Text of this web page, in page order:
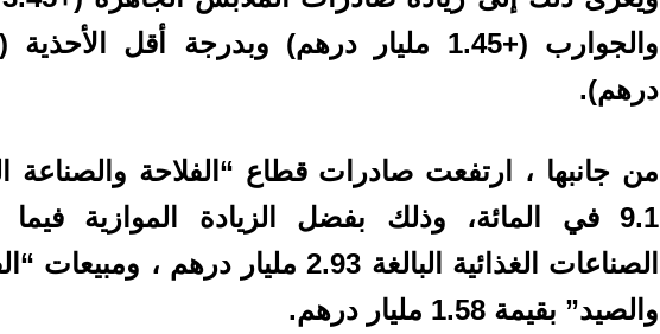
درهم).
من جانبها ، ارتفعت صادرات قطاع “الفلاحة والصناعة
9.1 في المائة، وذلك بفضل الزيادة الموازية
الصناعات الغذائية البالغة 2.93 مليار درهم ،
والصيد” بقيمة 1.58 مليار درهم.